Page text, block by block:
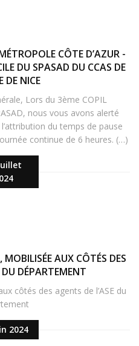
CÔTE D’AZUR -
DU SPASAD DU CCAS DE
DE NICE
Lors du 3ème COPIL
nous vous avons alerté
du temps de pause
continue de 6 heures. (…)
2024
AUX CÔTÉS DES
DU DÉPARTEMENT
côtés des agents de l’ASE du